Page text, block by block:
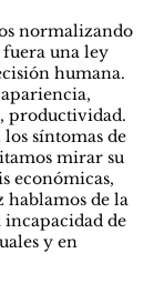
normalizando
fuera una ley
humana.
productividad.
síntomas de
mirar su
económicas,
hablamos de la
de
y en